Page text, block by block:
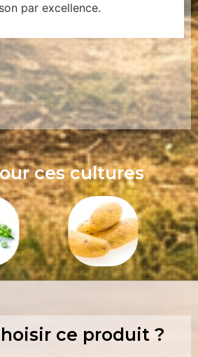
par excellence.
ces cultures
ce produit ?